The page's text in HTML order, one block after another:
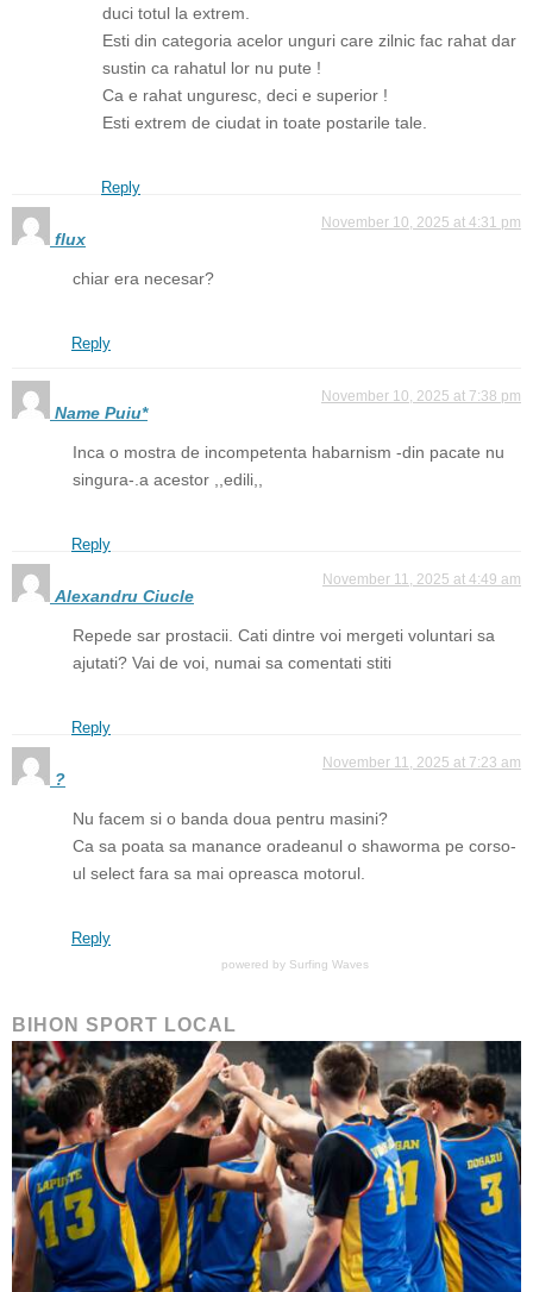
duci totul la extrem.
Esti din categoria acelor unguri care zilnic fac rahat dar
sustin ca rahatul lor nu pute !
Ca e rahat unguresc, deci e superior !
Esti extrem de ciudat in toate postarile tale.
Reply
flux
November 10, 2025 at 4:31 pm
chiar era necesar?
Reply
Name Puiu*
November 10, 2025 at 7:38 pm
Inca o mostra de incompetenta habarnism -din pacate nu
singura-.a acestor ,,edili,,
Reply
Alexandru Ciucle
November 11, 2025 at 4:49 am
Repede sar prostacii. Cati dintre voi mergeti voluntari sa
ajutati? Vai de voi, numai sa comentati stiti
Reply
?
November 11, 2025 at 7:23 am
Nu facem si o banda doua pentru masini?
Ca sa poata sa manance oradeanul o shaworma pe corso-
ul select fara sa mai opreasca motorul.
Reply
powered by Surfing Waves
BIHON SPORT LOCAL